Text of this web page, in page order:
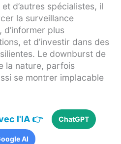
d’autres spécialistes, il
la surveillance
plus
et d’investir dans des
Le downburst de
la nature, parfois
se montrer implacable
l'IA 👉 ChatGPT
AI